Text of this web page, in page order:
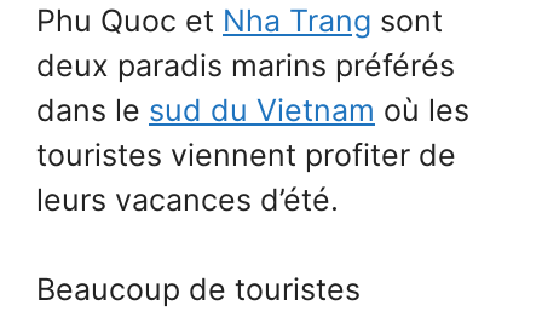
Phu Quoc et Nha Trang sont
deux paradis marins préférés
dans le sud du Vietnam où les
touristes viennent profiter de
leurs vacances d’été.
Beaucoup de touristes